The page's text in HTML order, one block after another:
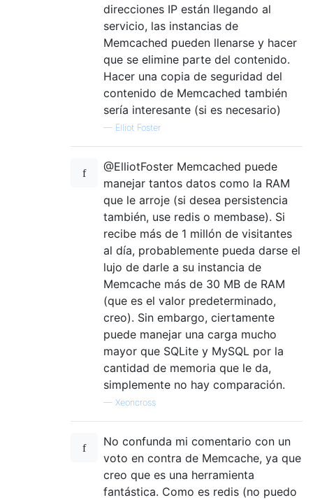
direcciones IP están llegando al
servicio, las instancias de
Memcached pueden llenarse y hacer
que se elimine parte del contenido.
Hacer una copia de seguridad del
contenido de Memcached también
sería interesante (si es necesario)
— Elliot Foster
@ElliotFoster Memcached puede
manejar tantos datos como la RAM
que le arroje (si desea persistencia
también, use redis o membase). Si
recibe más de 1 millón de visitantes
al día, probablemente pueda darse el
lujo de darle a su instancia de
Memcache más de 30 MB de RAM
(que es el valor predeterminado,
creo). Sin embargo, ciertamente
puede manejar una carga mucho
mayor que SQLite y MySQL por la
cantidad de memoria que le da,
simplemente no hay comparación.
— Xeoncross
No confunda mi comentario con un
voto en contra de Memcache, ya que
creo que es una herramienta
fantástica. Como es redis (no puedo